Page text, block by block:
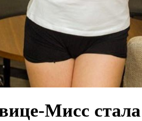
Мисс